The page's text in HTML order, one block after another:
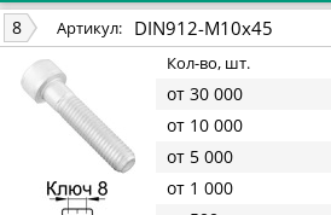
8 Артикул: DIN912-M10x45
Кол-во, шт.
от 30 000
от 10 000
от 5 000
от 1 000